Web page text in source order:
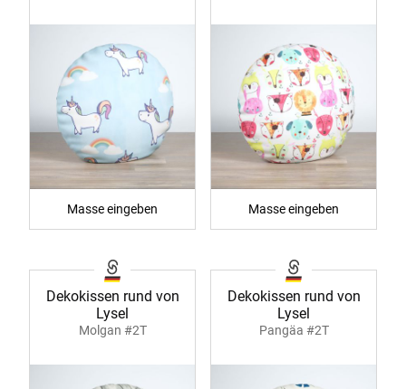
Masse eingeben Masse eingeben
Dekokissen rund von
Lysel
Molgan #2T
Dekokissen rund von
Lysel
Pangäa #2T